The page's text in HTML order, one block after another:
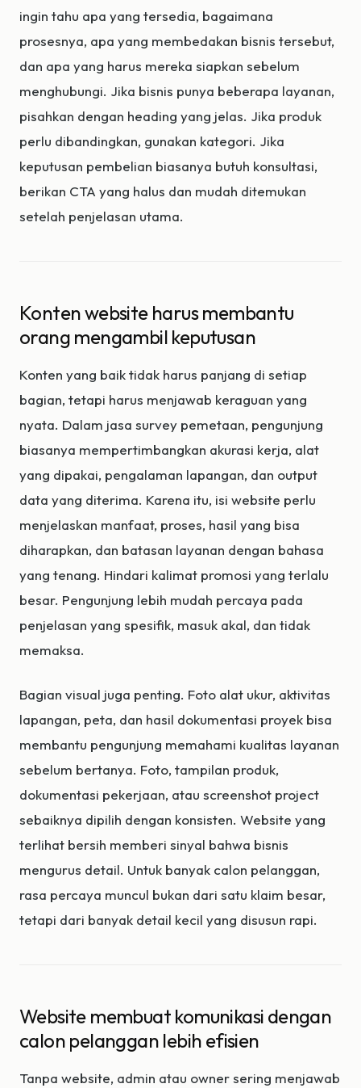
ingin tahu apa yang tersedia, bagaimana
prosesnya, apa yang membedakan bisnis tersebut,
dan apa yang harus mereka siapkan sebelum
menghubungi. Jika bisnis punya beberapa layanan,
pisahkan dengan heading yang jelas. Jika produk
perlu dibandingkan, gunakan kategori. Jika
keputusan pembelian biasanya butuh konsultasi,
berikan CTA yang halus dan mudah ditemukan
setelah penjelasan utama.
Konten website harus membantu
orang mengambil keputusan
Konten yang baik tidak harus panjang di setiap
bagian, tetapi harus menjawab keraguan yang
nyata. Dalam jasa survey pemetaan, pengunjung
biasanya mempertimbangkan akurasi kerja, alat
yang dipakai, pengalaman lapangan, dan output
data yang diterima. Karena itu, isi website perlu
menjelaskan manfaat, proses, hasil yang bisa
diharapkan, dan batasan layanan dengan bahasa
yang tenang. Hindari kalimat promosi yang terlalu
besar. Pengunjung lebih mudah percaya pada
penjelasan yang spesifik, masuk akal, dan tidak
memaksa.
Bagian visual juga penting. Foto alat ukur, aktivitas
lapangan, peta, dan hasil dokumentasi proyek bisa
membantu pengunjung memahami kualitas layanan
sebelum bertanya. Foto, tampilan produk,
dokumentasi pekerjaan, atau screenshot project
sebaiknya dipilih dengan konsisten. Website yang
terlihat bersih memberi sinyal bahwa bisnis
mengurus detail. Untuk banyak calon pelanggan,
rasa percaya muncul bukan dari satu klaim besar,
tetapi dari banyak detail kecil yang disusun rapi.
Website membuat komunikasi dengan
calon pelanggan lebih efisien
Tanpa website, admin atau owner sering menjawab